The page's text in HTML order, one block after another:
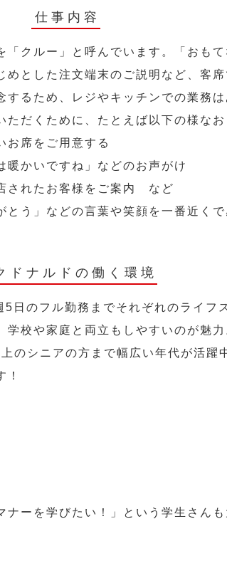
仕事内容
クルー」と呼んでいます。「おも
とした注文端末のご説明など、客
るため、レジやキッチンでの業務は
だくために、たとえば以下の様なお
お席をご用意する
暖かいですね」などのお声がけ
されたお客様をご案内 など
う」などの言葉や笑顔を一番近く
ドナルドの働く環境
日のフル勤務までそれぞれのライフ
校や家庭と両立もしやすいのが魅
のシニアの方まで幅広い年代が活躍
！
ーを学びたい！」という学生さんも